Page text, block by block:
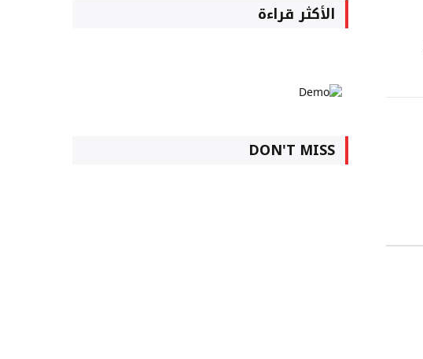
الأكثر قراءة
DON'T MISS